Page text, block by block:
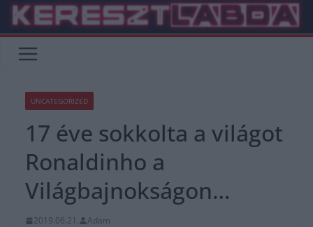
Skip
content
UNCATEGORIZED
17 éve sokkolta a világot
Ronaldinho a
Világbajnokságon…
2019.06.21.
Adam